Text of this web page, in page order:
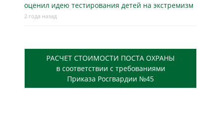
оценил идею тестирования детей на экстремизм
2 года назад
РАСЧЕТ СТОИМОСТИ ПОСТА ОХРАНЫ
в соответствии с требованиями
Приказа Росгвардии №45